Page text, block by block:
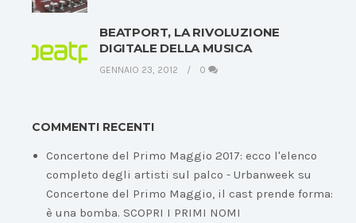
BEATPORT, LA RIVOLUZIONE
DIGITALE DELLA MUSICA
GENNAIO 23, 2012 0
COMMENTI RECENTI
Concertone del Primo Maggio 2017: ecco l'elenco
completo degli artisti sul palco - Urbanweek su
Concertone del Primo Maggio, il cast prende forma:
è una bomba. SCOPRI I PRIMI NOMI